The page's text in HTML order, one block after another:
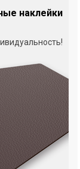
- 4.05.
логотипы,
наклейки